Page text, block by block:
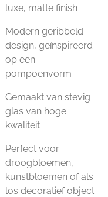
luxe, matte finish
Modern geribbeld
design, geïnspireerd
op een
pompoenvorm
Gemaakt van stevig
glas van hoge
kwaliteit
Perfect voor
droogbloemen,
kunstbloemen of als
los decoratief object